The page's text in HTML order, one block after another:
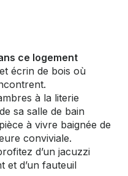
ce logement
écrin de bois où
à la literie
sa salle de bain
à vivre baignée de
conviviale.
d’un jacuzzi
et d’un fauteuil